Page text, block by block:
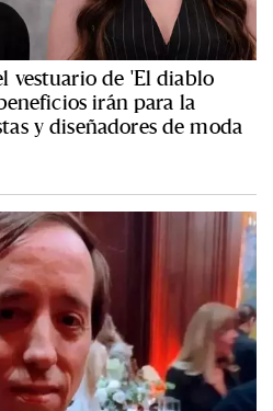
vestuario de 'El diablo
irán para la
y diseñadores de moda